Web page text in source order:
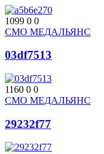
1099 0 0
СМО МЕДАЛЬЯНС
03df7513
1160 0 0
СМО МЕДАЛЬЯНС
29232f77